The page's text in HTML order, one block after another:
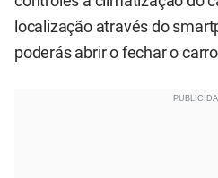
localização através do
poderás abrir o fechar o